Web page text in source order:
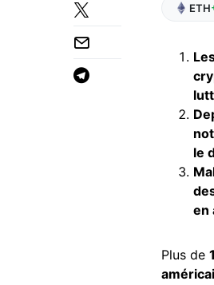
ETH
le
en
Plus de